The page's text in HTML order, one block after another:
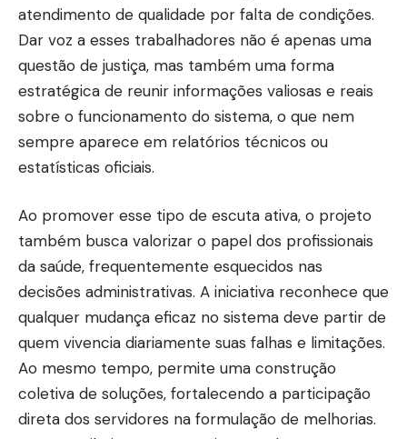
atendimento de qualidade por falta de condições.
Dar voz a esses trabalhadores não é apenas uma
questão de justiça, mas também uma forma
estratégica de reunir informações valiosas e reais
sobre o funcionamento do sistema, o que nem
sempre aparece em relatórios técnicos ou
estatísticas oficiais.
Ao promover esse tipo de escuta ativa, o projeto
também busca valorizar o papel dos profissionais
da saúde, frequentemente esquecidos nas
decisões administrativas. A iniciativa reconhece que
qualquer mudança eficaz no sistema deve partir de
quem vivencia diariamente suas falhas e limitações.
Ao mesmo tempo, permite uma construção
coletiva de soluções, fortalecendo a participação
direta dos servidores na formulação de melhorias.